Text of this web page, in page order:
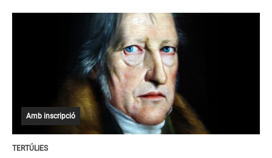
Amb inscripció
TERTÚLIES